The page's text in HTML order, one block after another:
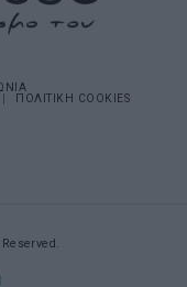
ΠΟΛΙΤΙΚΗ COOKIES